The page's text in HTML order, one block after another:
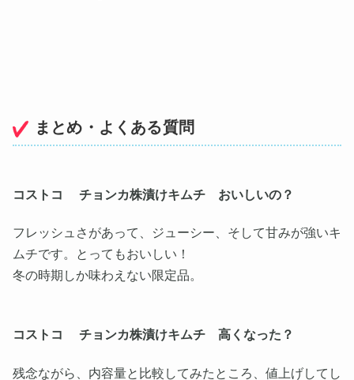
まとめ・よくある質問
コストコ チョンカ株漬けキムチ おいしいの？
フレッシュさがあって、ジューシー、そして甘みが強いキ
ムチです。とってもおいしい！
冬の時期しか味わえない限定品。
コストコ チョンカ株漬けキムチ 高くなった？
残念ながら、内容量と比較してみたところ、値上げしてし